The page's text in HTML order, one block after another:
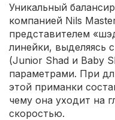
Уникальный
компанией Nils
представителем
линейки, выделяясь
(Junior Shad и Baby
параметрами. При
этой приманки
чему она уходит на
скоростью.